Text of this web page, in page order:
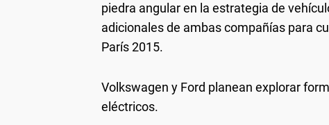
piedra angular en la estrategia de
adicionales de ambas compañías para
París 2015.
Volkswagen y Ford planean explorar
eléctricos.